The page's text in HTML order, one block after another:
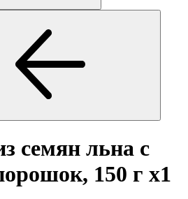
семян льна с
150 г x1